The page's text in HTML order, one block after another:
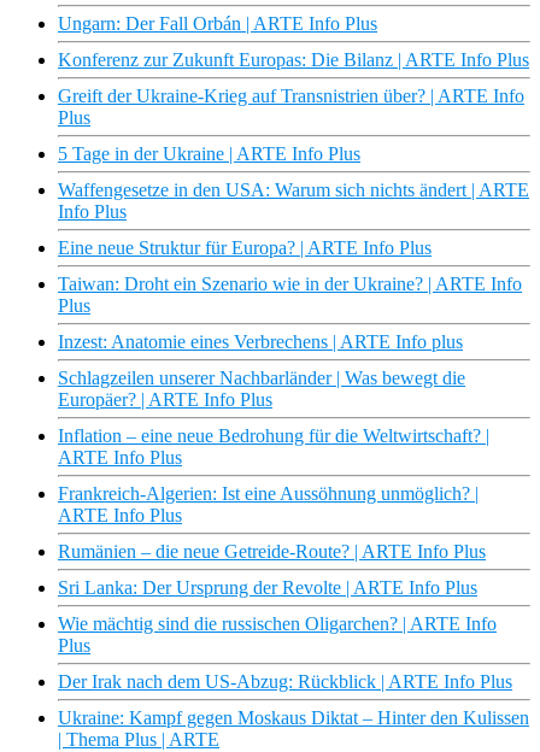
Ungarn: Der Fall Orbán | ARTE Info Plus
Konferenz zur Zukunft Europas: Die Bilanz | ARTE Info Plus
Greift der Ukraine-Krieg auf Transnistrien über? | ARTE Info
Plus
5 Tage in der Ukraine | ARTE Info Plus
Waffengesetze in den USA: Warum sich nichts ändert | ARTE
Info Plus
Eine neue Struktur für Europa? | ARTE Info Plus
Taiwan: Droht ein Szenario wie in der Ukraine? | ARTE Info
Plus
Inzest: Anatomie eines Verbrechens | ARTE Info plus
Schlagzeilen unserer Nachbarländer | Was bewegt die
Europäer? | ARTE Info Plus
Inflation – eine neue Bedrohung für die Weltwirtschaft? |
ARTE Info Plus
Frankreich-Algerien: Ist eine Aussöhnung unmöglich? |
ARTE Info Plus
Rumänien – die neue Getreide-Route? | ARTE Info Plus
Sri Lanka: Der Ursprung der Revolte | ARTE Info Plus
Wie mächtig sind die russischen Oligarchen? | ARTE Info
Plus
Der Irak nach dem US-Abzug: Rückblick | ARTE Info Plus
Ukraine: Kampf gegen Moskaus Diktat – Hinter den Kulissen
| Thema Plus | ARTE